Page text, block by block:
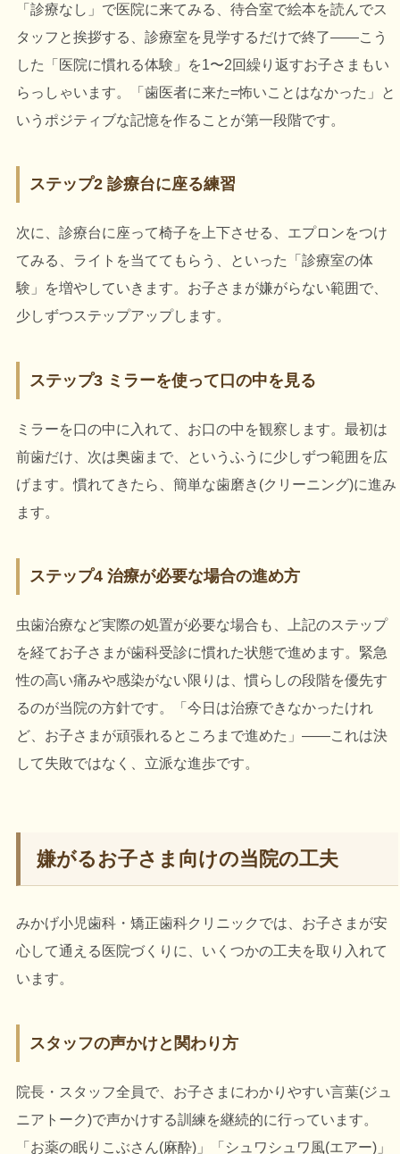
「診療なし」で医院に来てみる、待合室で絵本を読んでス
タッフと挨拶する、診療室を見学するだけで終了――こう
した「医院に慣れる体験」を1〜2回繰り返すお子さまもい
らっしゃいます。「歯医者に来た=怖いことはなかった」と
いうポジティブな記憶を作ることが第一段階です。
ステップ2 診療台に座る練習
次に、診療台に座って椅子を上下させる、エプロンをつけ
てみる、ライトを当ててもらう、といった「診療室の体
験」を増やしていきます。お子さまが嫌がらない範囲で、
少しずつステップアップします。
ステップ3 ミラーを使って口の中を見る
ミラーを口の中に入れて、お口の中を観察します。最初は
前歯だけ、次は奥歯まで、というふうに少しずつ範囲を広
げます。慣れてきたら、簡単な歯磨き(クリーニング)に進み
ます。
ステップ4 治療が必要な場合の進め方
虫歯治療など実際の処置が必要な場合も、上記のステップ
を経てお子さまが歯科受診に慣れた状態で進めます。緊急
性の高い痛みや感染がない限りは、慣らしの段階を優先す
るのが当院の方針です。「今日は治療できなかったけれ
ど、お子さまが頑張れるところまで進めた」――これは決
して失敗ではなく、立派な進歩です。
嫌がるお子さま向けの当院の工夫
みかげ小児歯科・矯正歯科クリニックでは、お子さまが安
心して通える医院づくりに、いくつかの工夫を取り入れて
います。
スタッフの声かけと関わり方
院長・スタッフ全員で、お子さまにわかりやすい言葉(ジュ
ニアトーク)で声かけする訓練を継続的に行っています。
「お薬の眠りこぶさん(麻酔)」「シュワシュワ風(エアー)」